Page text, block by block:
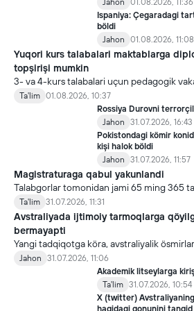
Jahon
01.08.2026, 11:36
Ispaniya: Çegaradagi
böldi
Jahon
01.08.2026, 11:08
Yuqori kurs talabalari maktablarga
topşirişi mumkin
3- va 4-kurs talabalari uçun pedagogik
topşirish yanada soddalaştirildi.
Ta'lim 01.08.2026, 10:37
Rossiya Durovni
Jahon
31.07.2026, 16:43
Pokistondagi kömir
kişi halok böldi
Jahon
31.07.2026, 11:57
Magistraturaga qabul yakunlandi
Talabgorlar tomonidan jami 65 ming 365
Ta'lim 31.07.2026, 11:31
Avstraliyada ijtimoiy tarmoqlarga
bermayapti
Yangi tadqiqotga köra, avstraliyalik
qöyilgan taqiqdan söng ham ulardan
Jahon
31.07.2026, 11:06
Akademik litseylarga
Ta'lim 31.07.2026, 10:54
X (twitter)
haqidagi qonunini